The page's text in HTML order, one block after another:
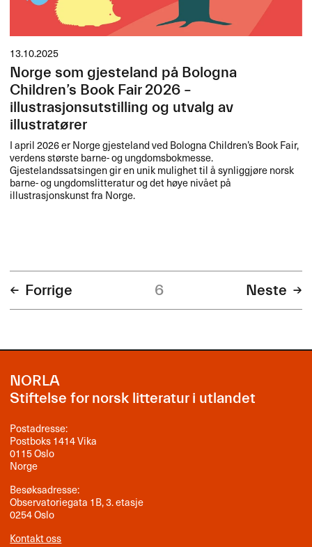
13.10.2025
Norge som gjesteland på Bologna
Children’s Book Fair 2026 –
illustrasjonsutstilling og utvalg av
illustratører
I april 2026 er Norge gjesteland ved Bologna Children’s Book Fair,
verdens største barne- og ungdomsbokmesse.
Gjestelandssatsingen gir en unik mulighet til å synliggjøre norsk
barne- og ungdomslitteratur og det høye nivået på
illustrasjonskunst fra Norge.
Forrige 6 Neste
NORLA
Stiftelse for norsk litteratur i utlandet
Postadresse:
Postboks 1414 Vika
0115 Oslo
Norge
Besøksadresse:
Observatoriegata 1B, 3. etasje
0254 Oslo
Kontakt oss